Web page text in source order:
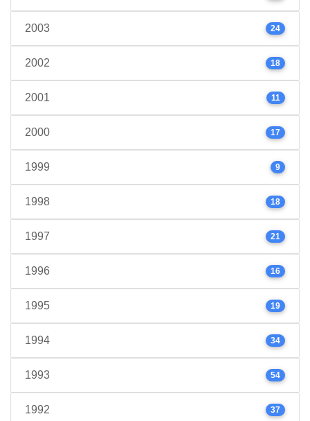
2003 24
2002 18
2001 11
2000 17
1999 9
1998 18
1997 21
1996 16
1995 19
1994 34
1993 54
1992 37